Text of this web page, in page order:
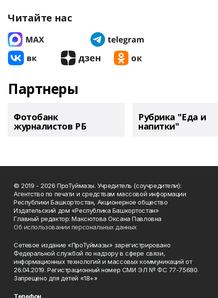
Читайте нас
Партнеры
Фотобанк
журналистов РБ
Рубрика "Еда и
напитки"
© 2019 - 2026 ПроТуймазы. Учредитель (соучредители):
Агентство по печати и средствам массовой информации
Республики Башкортостан, Акционерное общество
Издательский дом «Республика Башкортостан»
Главный редактор: Максютова Оксана Павловна
Об использовании персональных данных
Сетевое издание «ПроТуймазы» зарегистрировано
Федеральной службой по надзору в сфере связи,
информационных технологий и массовых коммуникаций от
26.04.2019. Регистрационный номер СМИ ЭЛ № ФС 77-75680.
Запрещено для детей «18+»
Телефон